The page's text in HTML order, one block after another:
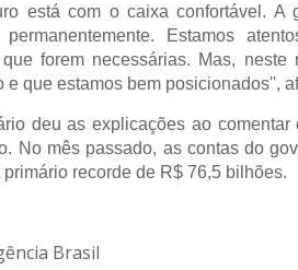
está com o caixa confortável. A
permanentemente. Estamos
forem necessárias. Mas, neste
e que estamos bem posicionados'',
deu as explicações ao comentar
No mês passado, as contas do
recorde de R$ 76,5 bilhões.
Brasil